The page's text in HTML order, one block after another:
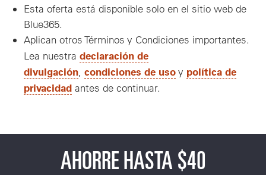
Esta oferta está disponible solo en el sitio web de
Blue365.
Aplican otros Términos y Condiciones importantes.
Lea nuestra declaración de
divulgación condiciones de usoy política de
privacidad antes de continuar.
AHORRE HASTA $40